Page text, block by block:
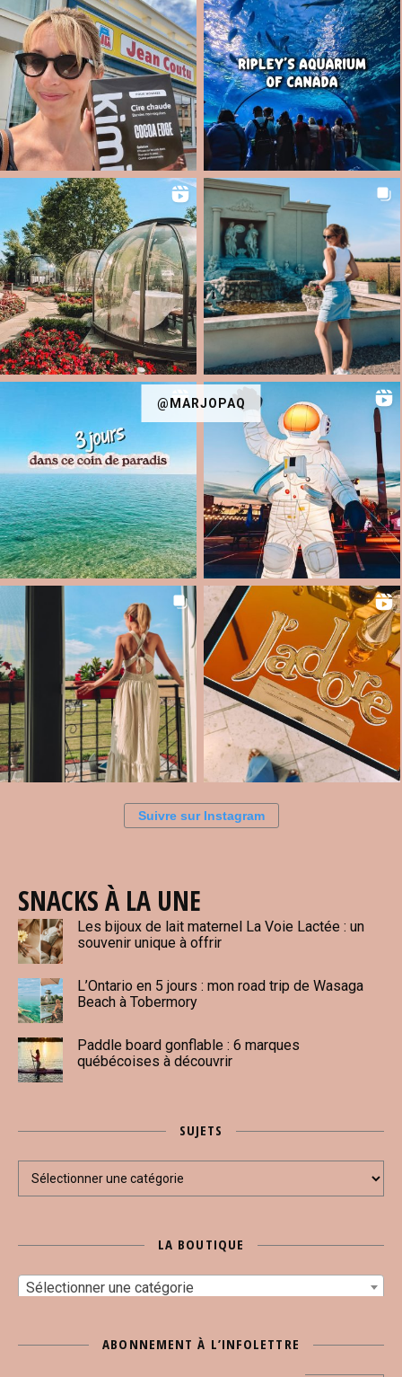
@MARJOPAQ
Suivre sur Instagram
SNACKS À LA UNE
Les bijoux de lait maternel La Voie Lactée : un
souvenir unique à offrir
L’Ontario en 5 jours : mon road trip de Wasaga
Beach à Tobermory
Paddle board gonflable : 6 marques
québécoises à découvrir
SUJETS
Sujets
LA BOUTIQUE
Sélectionner une catégorie
ABONNEMENT À L’INFOLETTRE